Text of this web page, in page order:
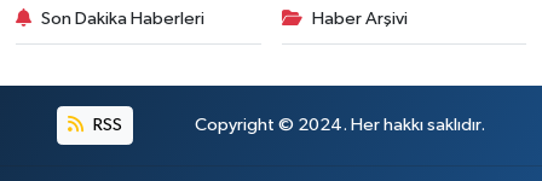
Son Dakika Haberleri Haber Arşivi
RSS Copyright © 2024. Her hakkı saklıdır.